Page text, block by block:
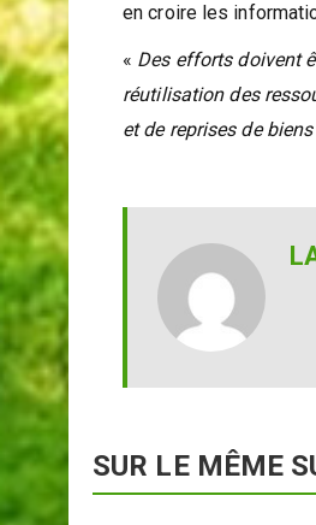
en croire les
« Des efforts doivent
réutilisation des
et de reprises de
SUR LE MÊME